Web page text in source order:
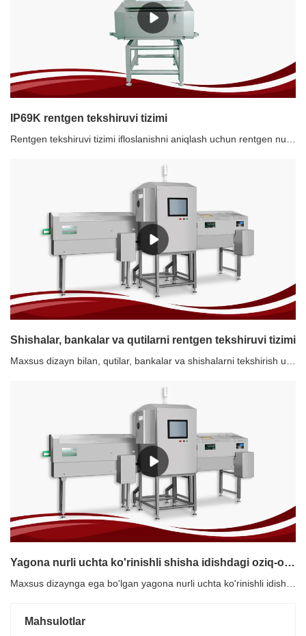
IP69K rentgen tekshiruvi tizimi
Rentgen tekshiruvi tizimi ifloslanishni aniqlash uchun rentgen nurlarining kirib borish kuchidan foydalanadi. U metall, metall bo'lmagan ifloslantiruvchi moddalarni (shisha, keramika, tosh, suyak, qattiq kauchuk, qattiq plastmassa va boshqalarni) o'z ichiga olgan ifloslantiruvchi moddalarni tekshirishning to'liq spektriga erishishi mumkin. U metall, metall bo'lmagan qadoqlash va konserva mahsulotlarini tekshirishi mumkin va tekshirish effektiga harorat, namlik, tuz miqdori va boshqalar ta'sir qilmaydi.IP69K rentgen apparati go'sht, dengiz mahsulotlari, nam mahsulotlar va boshqalarni tekshirish uchun javob beradi.Tavsiya etilgan rentgen tekshiruvi tizimlaridan foydalanish1. Faqat metall ifloslantiruvchi moddalar emas, balki toshlar, keramika, shisha kabi boshqa metall bo'lmaganlar ham.2. Alyuminiy plyonkali qadoqlangan oziq-ovqat va metall qadoqlangan oziq-ovqat3. Kuchli mahsulot ta'siriga ega bo'lgan tuzlangan bodring kabi yuqori tuzli oziq-ovqat4. Konservalar5. SUSni tekshirish uchun yuqori talablar6. Planshet nuqsoni kabi nuqsonlarni aniqlash.
Shishalar, bankalar va qutilarni rentgen tekshiruvi tizimi
Maxsus dizayn bilan, qutilar, bankalar va shishalarni tekshirish uchun mos.Pastga egilgan rentgen, ikki nurli rentgen, uch nurli rentgen, ajratilgan uch nurli rentgen nurlari mavjud.Xususiyatlari1. Mavjud ishlab chiqarish liniyasi bilan oson ulanish2. Shishada shisha, metallni aniqlashda metall3. Yuqori quvvat va yaxshi aniqlik4. Bir vaqtning o'zida ifloslantiruvchi moddalar va to'ldirish darajasini tekshirish5. Yuqori tezlikda itarish moslamasi6. Konservalangan mahsulot uchun yaxshi yechim
Yagona nurli uchta ko'rinishli shisha idishdagi oziq-ovqat rentgenogrammasini tekshirish tizimlari ishlab chiqaruvchilari
Mahsulotlar